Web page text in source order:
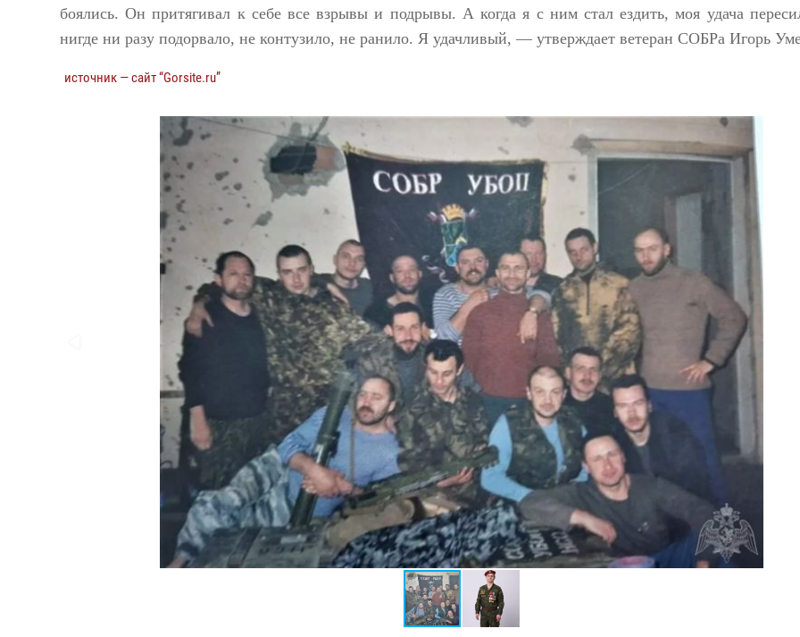
боялись. Он притягивал к себе все взрывы и подрывы. А когда я с ним стал ездить, моя удача
нигде ни разу подорвало, не контузило, не ранило. Я удачливый, — утверждает ветеран СОБРа Игорь
источник — сайт “Gorsite.ru”